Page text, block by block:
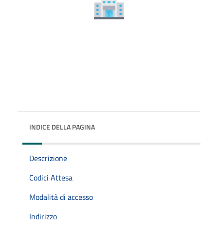
INDICE DELLA PAGINA
Descrizione
Codici Attesa
Modalità di accesso
Indirizzo